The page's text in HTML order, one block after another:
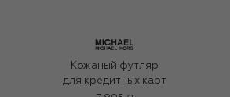
Кожаный футляр
для кредитных карт